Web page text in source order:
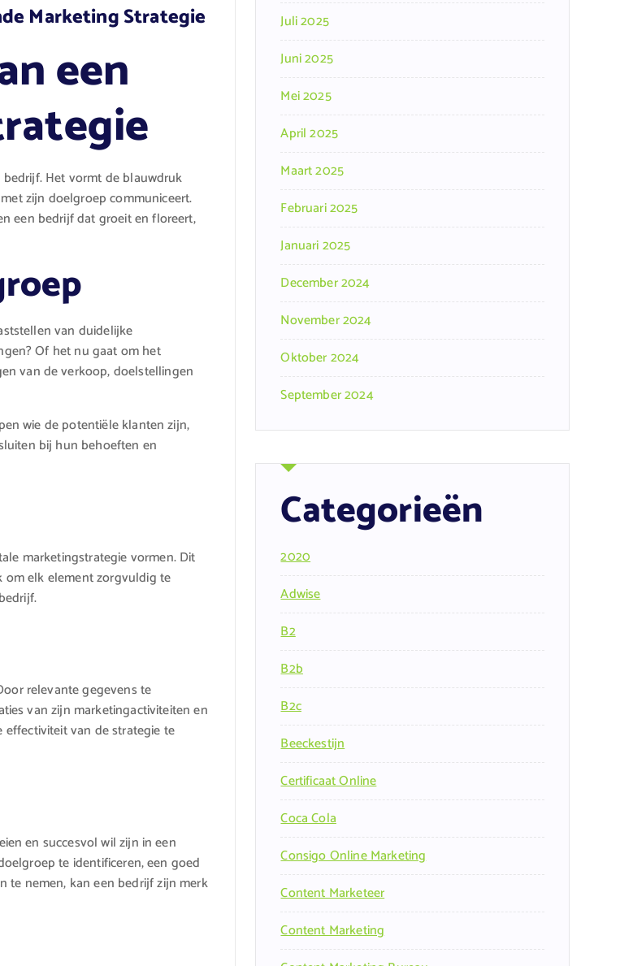
Marketing Strategie
een
Het vormt de blauwdruk
zijn doelgroep communiceert.
een bedrijf dat groeit en floreert,
van duidelijke
Of het nu gaat om het
van de verkoop, doelstellingen
wie de potentiële klanten zijn,
bij hun behoeften en
marketingstrategie vormen. Dit
om elk element zorgvuldig te
relevante gegevens te
van zijn marketingactiviteiten en
effectiviteit van de strategie te
en succesvol wil zijn in een
te identificeren, een goed
te nemen, kan een bedrijf zijn merk
Juli 2025
Juni 2025
Mei 2025
April 2025
Maart 2025
Februari 2025
Januari 2025
December 2024
November 2024
Oktober 2024
September 2024
Categorieën
2020
Adwise
B2
B2b
B2c
Beeckestijn
Certificaat Online
Coca Cola
Consigo Online Marketing
Content Marketeer
Content Marketing